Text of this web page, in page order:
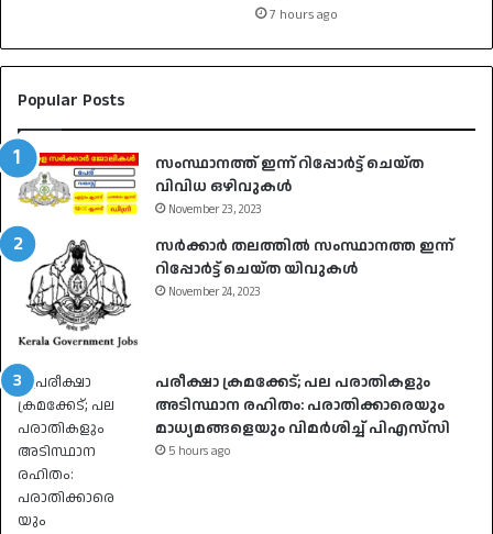
7 hours ago
Popular Posts
സംസ്ഥാനത്ത് ഇന്ന് റിപ്പോർട്ട് ചെയ്ത
വിവിധ ഒഴിവുകൾ
November 23, 2023
സർക്കാർ തലത്തിൽ സംസ്ഥാനത്ത ഇന്ന്
റിപ്പോർട്ട് ചെയ്ത യിവുകൾ
November 24, 2023
പരീക്ഷാ ക്രമക്കേട്; പല പരാതികളും
അടിസ്ഥാന രഹിതം: പരാതിക്കാരെയും
മാധ്യമങ്ങളെയും വിമര്‍ശിച്ച് പിഎസ്‌സി
5 hours ago